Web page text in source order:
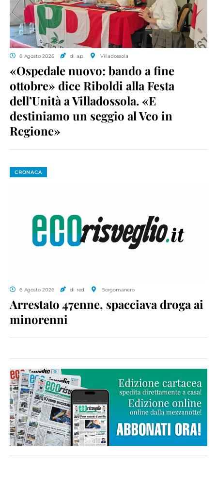
8 Agosto 2026 di a.p. Villadossola
«Ospedale nuovo: bando a fine
ottobre» dice Riboldi alla Festa
dell’Unità a Villadossola. «E
destiniamo un seggio al Vco in
Regione»
CRONACA
6 Agosto 2026 di red. Borgomanero
Arrestato 47enne, spacciava droga ai
minorenni